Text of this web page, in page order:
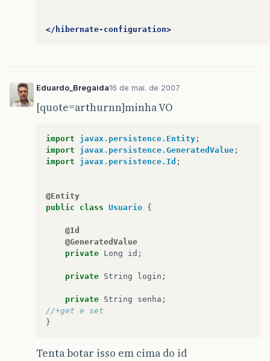
</hibernate-configuration>
Eduardo_Bregaida16 de mai. de 2007
[quote=arthurnn]minha VO
import javax.persistence.Entity ;
import
javax.persistence.GeneratedValue ;
import
javax.persistence.Id ;
@Entity
public
class Usuario {
@Id
@GeneratedValue
private Long id ;
private String login ;
private String senha ;
//+get e set
}
Tenta botar isso em cima do id